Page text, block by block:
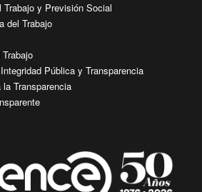
Trabajo y Previsión Social
del Trabajo
Pública y Transparencia
la Transparencia